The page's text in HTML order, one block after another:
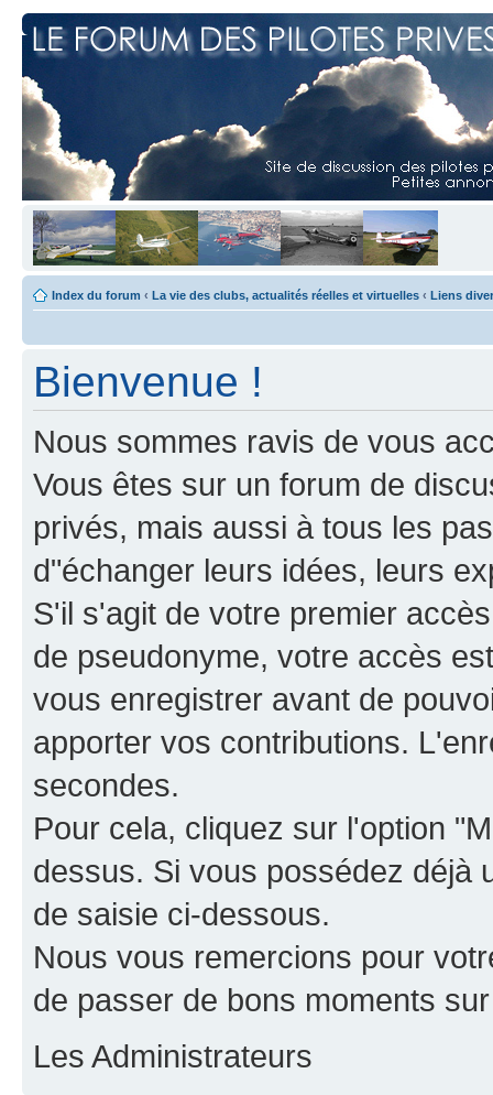
Index du forum ‹ La vie des clubs, actualités réelles et virtuelles ‹ Liens
Bienvenue !
Nous sommes ravis de vous
Vous êtes sur un forum de
privés, mais aussi à tous les
d"échanger leurs idées, leurs
S'il s'agit de votre premier
de pseudonyme, votre accès
vous enregistrer avant de
apporter vos contributions.
secondes.
Pour cela, cliquez sur l'option
dessus. Si vous possédez déjà
de saisie ci-dessous.
Nous vous remercions pour
de passer de bons moments
Les Administrateurs